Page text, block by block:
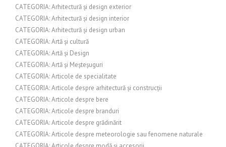
CATEGORIA: Arhitectură și design exterior
CATEGORIA: Arhitectură și design interior
CATEGORIA: Arhitectură și design urban
CATEGORIA: Artă și cultură
CATEGORIA: Artă și Design
CATEGORIA: Artă și Meșteșuguri
CATEGORIA: Articole de specialitate
CATEGORIA: Articole despre arhitectură și construcții
CATEGORIA: Articole despre bere
CATEGORIA: Articole despre branduri
CATEGORIA: Articole despre grădinărit
CATEGORIA: Articole despre meteorologie sau fenomene naturale